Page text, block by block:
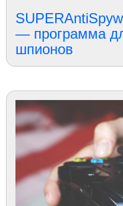
— программа
шпионов